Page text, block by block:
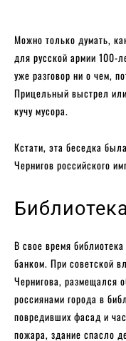
Можно только думать,
для русской армии 100-
уже разговор ни о чем,
Прицельный выстрел
кучу мусора.
Кстати, эта беседка
Чернигов российского
В свое время
банком. При советской
Чернигова, размещался
россиянами города в
повредивших фасад и
пожара, здание спасло